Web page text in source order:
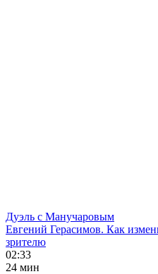
Дуэль с Манучаровым
Евгений Герасимов. Как
зрителю
02:33
24 мин